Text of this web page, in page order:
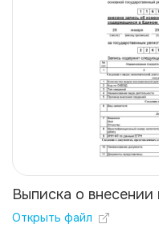
Выписка о
Открыть файл